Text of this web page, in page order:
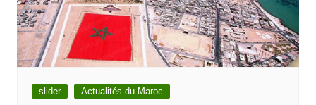
slider Actualités du Maroc